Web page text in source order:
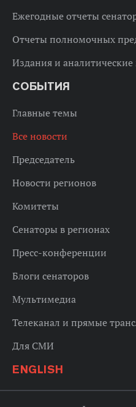
Ежегодные отчеты
Отчеты полномочных
Издания и
СОБЫТИЯ
Главные темы
Все новости
Председатель
Новости регионов
Комитеты
Сенаторы в регионах
Пресс-конференции
Блоги сенаторов
Мультимедиа
Телеканал и прямые
Для СМИ
ENGLISH